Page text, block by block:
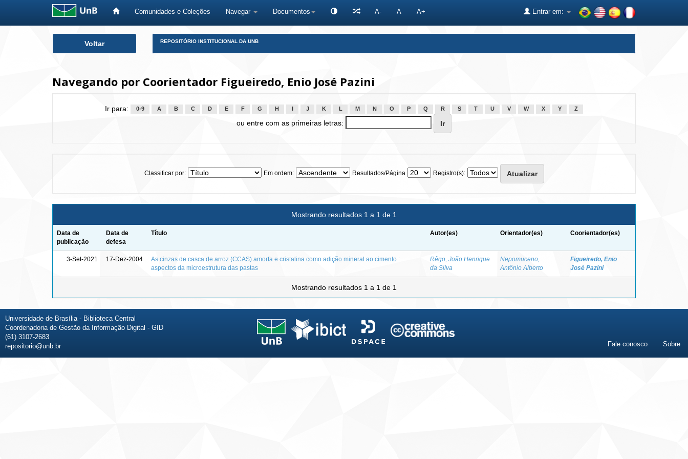
Comunidades e Coleções Navegar Documentos A- A A+ Entrar em:
Voltar REPOSITÓRIO INSTITUCIONAL DA UNB
Navegando por Coorientador Figueiredo, Enio José Pazini
Ir para: 0-9 A B C D E F G H J K L M N O P Q R S T U V W X Y Z
ou entre com as primeiras letras:
Classificar por: Em ordem: Resultados/Página Registro(s):
Mostrando resultados 1 a 1 de 1
Data de
publicação
Data de
defesa
Título Autor(es) Orientador(es) Coorientador(es)
3-Set-2021 17-Dez-2004
As cinzas de casca de arroz (CCAS) amorfa e cristalina como adição mineral ao cimento :
aspectos da microestrutura das pastas
Rêgo, João Henrique
da Silva
Nepomuceno,
Antônio Alberto
Figueiredo, Enio
José Pazini
Mostrando resultados 1 a 1 de 1
Universidade de Brasília - Biblioteca Central
Coordenadoria de Gestão da Informação Digital - GID
(61) 3107-2683
repositorio@unb.br
Fale conosco Sobre